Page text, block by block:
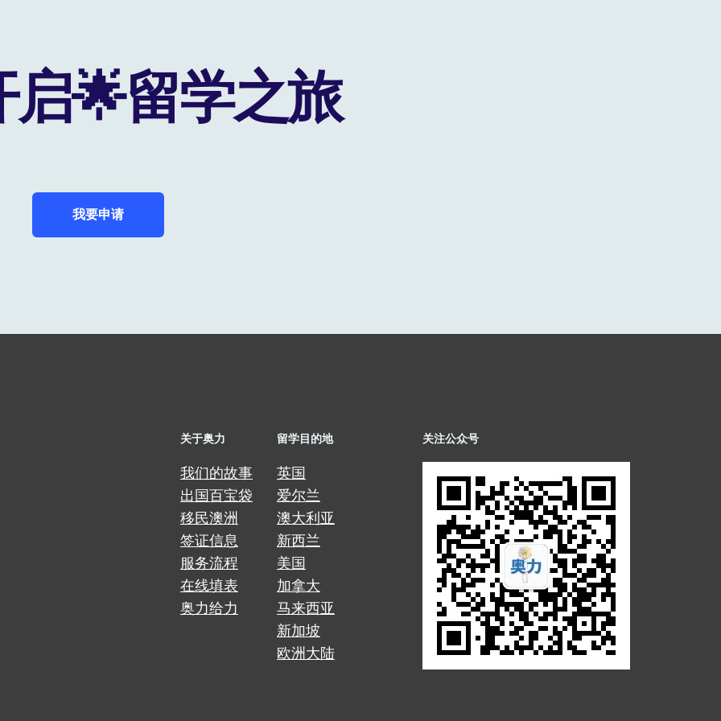
🌟留学之旅
我要申请
关于奥力
我们的故事
出国百宝袋
移民澳洲
签证信息
服务流程
在线填表
奥力给力
留学目的地
英国
爱尔兰
澳大利亚
新西兰
美国
加拿大
马来西亚
新加坡
欧洲大陆
关注公众号